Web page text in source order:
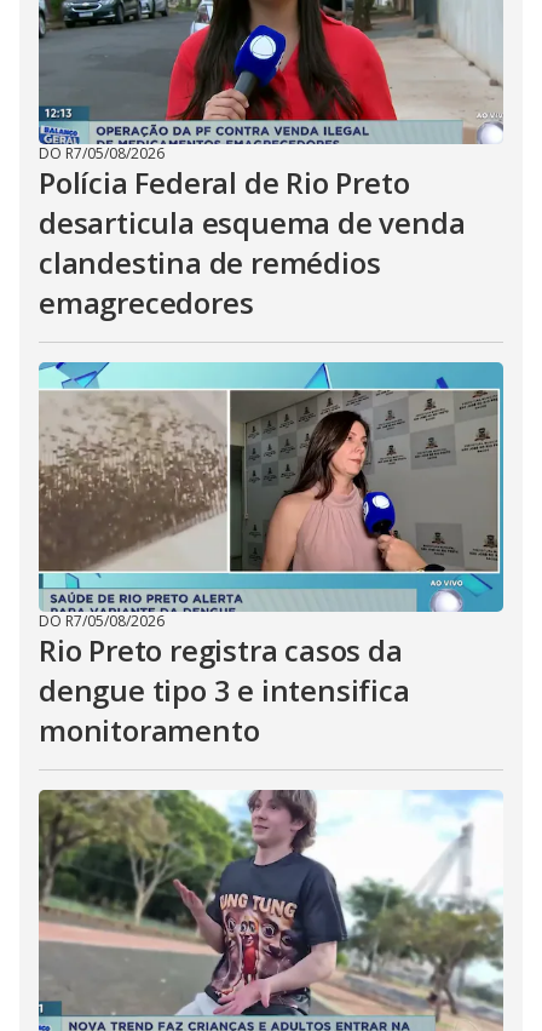
DO R7/05/08/2026
Polícia Federal de Rio Preto
desarticula esquema de venda
clandestina de remédios
emagrecedores
DO R7/05/08/2026
Rio Preto registra casos da
dengue tipo 3 e intensifica
monitoramento